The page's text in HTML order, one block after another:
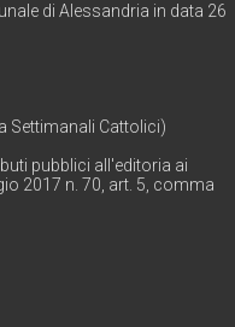
di Alessandria in data 26
Settimanali Cattolici)
pubblici all'editoria ai
2017 n. 70, art. 5, comma